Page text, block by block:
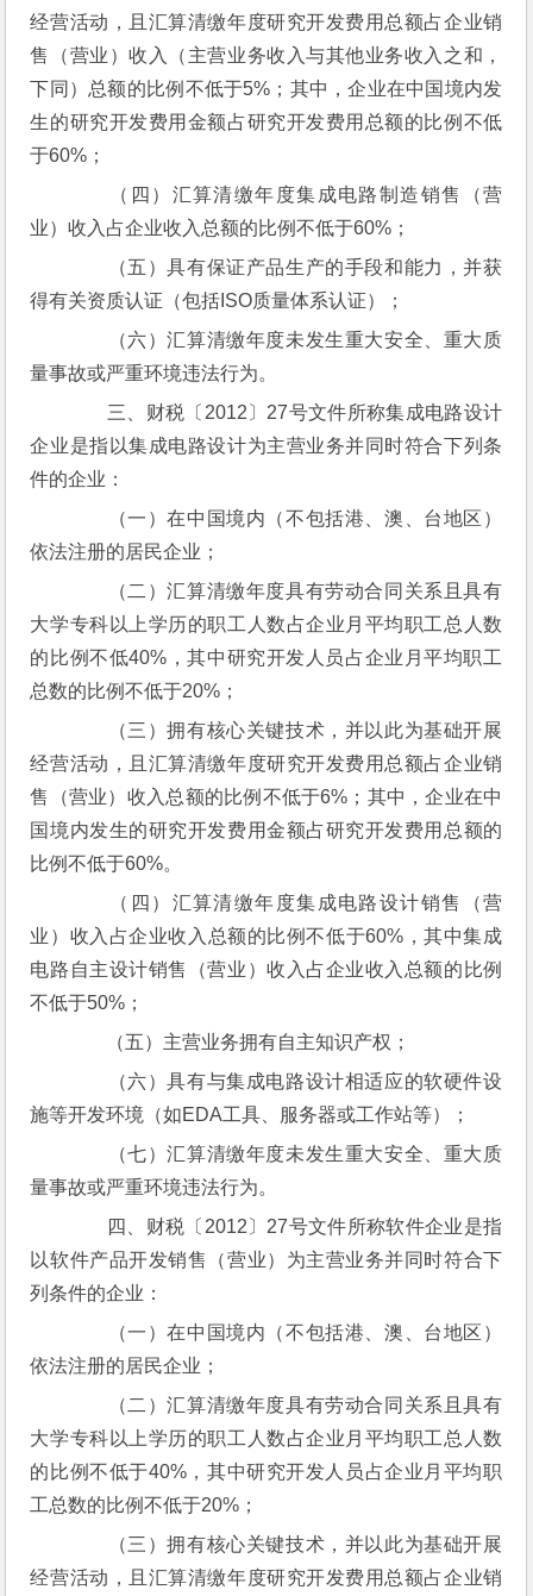
经营活动，且汇算清缴年度研究开发费用总额占企业销
售（营业）收入（主营业务收入与其他业务收入之和，
下同）总额的比例不低于5%；其中，企业在中国境内发
生的研究开发费用金额占研究开发费用总额的比例不低
于60%；
（四）汇算清缴年度集成电路制造销售（营
业）收入占企业收入总额的比例不低于60%；
（五）具有保证产品生产的手段和能力，并获
得有关资质认证（包括ISO质量体系认证）；
（六）汇算清缴年度未发生重大安全、重大质
量事故或严重环境违法行为。
三、财税〔2012〕27号文件所称集成电路设计
企业是指以集成电路设计为主营业务并同时符合下列条
件的企业：
（一）在中国境内（不包括港、澳、台地区）
依法注册的居民企业；
（二）汇算清缴年度具有劳动合同关系且具有
大学专科以上学历的职工人数占企业月平均职工总人数
的比例不低40%，其中研究开发人员占企业月平均职工
总数的比例不低于20%；
（三）拥有核心关键技术，并以此为基础开展
经营活动，且汇算清缴年度研究开发费用总额占企业销
售（营业）收入总额的比例不低于6%；其中，企业在中
国境内发生的研究开发费用金额占研究开发费用总额的
比例不低于60%。
（四）汇算清缴年度集成电路设计销售（营
业）收入占企业收入总额的比例不低于60%，其中集成
电路自主设计销售（营业）收入占企业收入总额的比例
不低于50%；
（五）主营业务拥有自主知识产权；
（六）具有与集成电路设计相适应的软硬件设
施等开发环境（如EDA工具、服务器或工作站等）；
（七）汇算清缴年度未发生重大安全、重大质
量事故或严重环境违法行为。
四、财税〔2012〕27号文件所称软件企业是指
以软件产品开发销售（营业）为主营业务并同时符合下
列条件的企业：
（一）在中国境内（不包括港、澳、台地区）
依法注册的居民企业；
（二）汇算清缴年度具有劳动合同关系且具有
大学专科以上学历的职工人数占企业月平均职工总人数
的比例不低于40%，其中研究开发人员占企业月平均职
工总数的比例不低于20%；
（三）拥有核心关键技术，并以此为基础开展
经营活动，且汇算清缴年度研究开发费用总额占企业销